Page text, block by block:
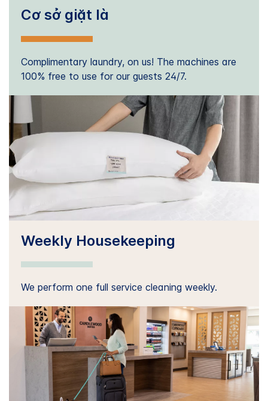
Cơ sở giặt là
Complimentary laundry, on us! The machines are
100% free to use for our guests 24/7.
Weekly Housekeeping
We perform one full service cleaning weekly.